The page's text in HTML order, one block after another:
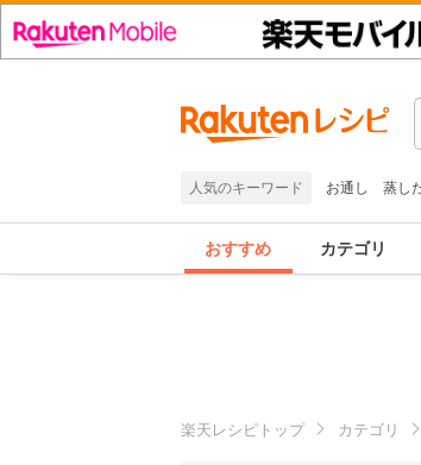
人気のキーワード お通し 蒸し
おすすめ カテゴリ
楽天レシピトップ カテゴリ